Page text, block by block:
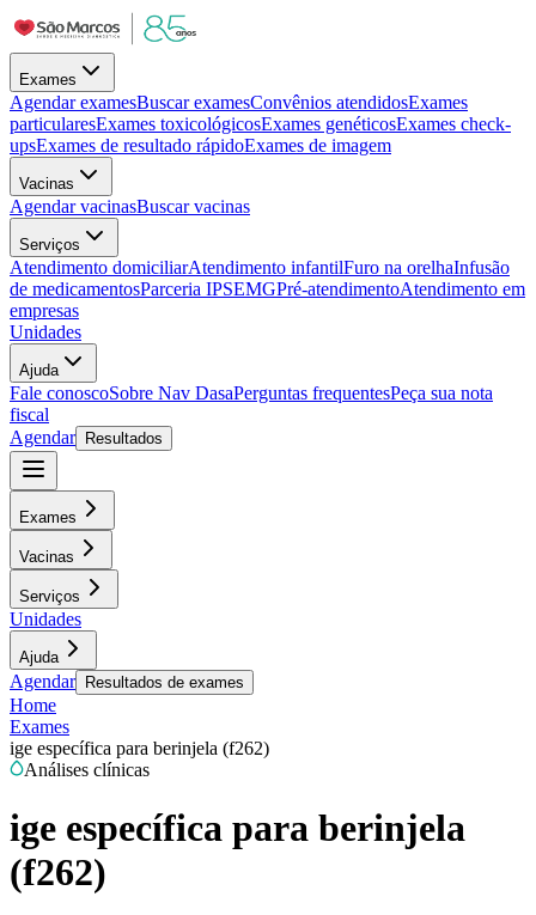
Exames
Agendar examesBuscar examesConvênios atendidosExames
particularesExames toxicológicosExames genéticosExames check-
upsExames de resultado rápidoExames de imagem
Vacinas
Agendar vacinasBuscar vacinas
Serviços
Atendimento domiciliarAtendimento infantilFuro na orelhaInfusão
de medicamentosParceria IPSEMGPré-atendimentoAtendimento em
empresas
Unidades
Ajuda
Fale conoscoSobre Nav DasaPerguntas frequentesPeça sua nota
fiscal
Agendar
Resultados
Exames
Vacinas
Serviços
Unidades
Ajuda
Agendar Resultados de exames
Home
Exames
ige específica para berinjela (f262)
Análises clínicas
ige específica para berinjela
(f262)